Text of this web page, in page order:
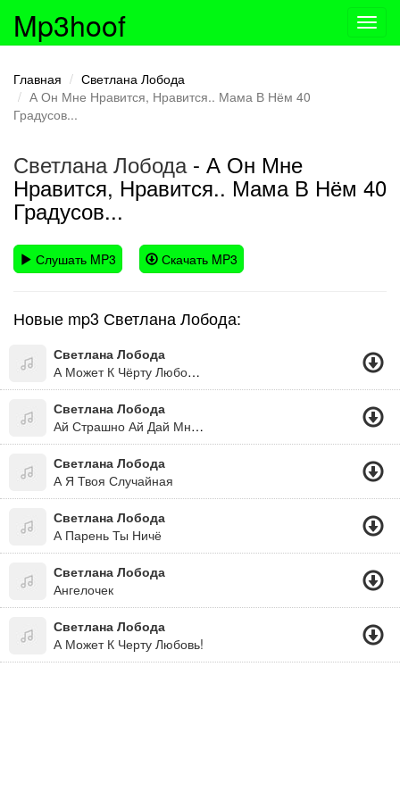
Mp3hoof
Главная
Светлана Лобода
А Он Мне Нравится, Нравится.. Мама В Нём 40
Градусов...
Светлана Лобода- А Он Мне
Нравится, Нравится.. Мама В Нём 40
Градусов...
Слушать MP3 Скачать MP3
Новые mp3 Светлана Лобода:
Светлана Лобода
А Может К Чёрту Любовь ( Минус)
Светлана Лобода
Ай Страшно Ай Дай Мне Нежность..
Светлана Лобода
А Я Твоя Случайная
Светлана Лобода
А Парень Ты Ничё
Светлана Лобода
Ангелочек
Светлана Лобода
А Может К Черту Любовь!